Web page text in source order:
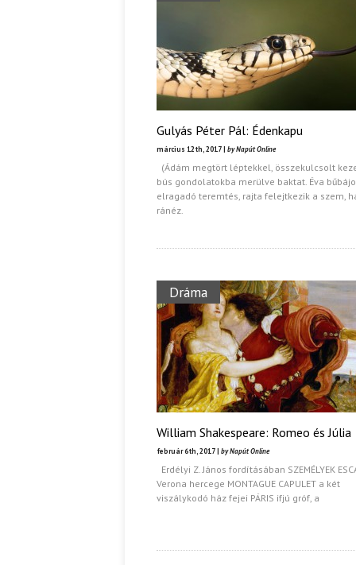
Gulyás Péter Pál: Édenkapu
március 12th, 2017 | by Napút Online
(Ádám megtört léptekkel, összekulcsolt
bús gondolatokba merülve baktat. Éva
elragadó teremtés, rajta felejtkezik a szem,
ránéz.
Dráma
William Shakespeare: Romeo és Júlia
február 6th, 2017 | by Napút Online
Erdélyi Z. János fordításában SZEMÉLYEK
Verona hercege MONTAGUE CAPULET a két
viszálykodó ház fejei PÁRIS ifjú gróf, a